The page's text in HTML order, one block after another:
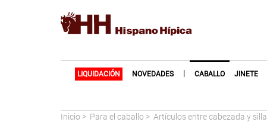
LIQUIDACIÓN NOVEDADES | CABALLO JINETE
Inicio > Para el caballo > Artículos entre cabezada y silla